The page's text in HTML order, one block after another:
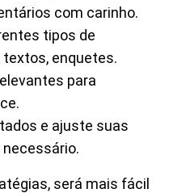
com carinho.
tipos de
enquetes.
para
e ajuste suas
será mais fácil